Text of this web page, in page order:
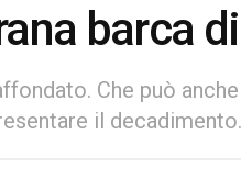
barca
Che può
il